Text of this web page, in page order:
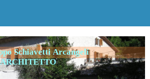
Schiavetti Arcangeli